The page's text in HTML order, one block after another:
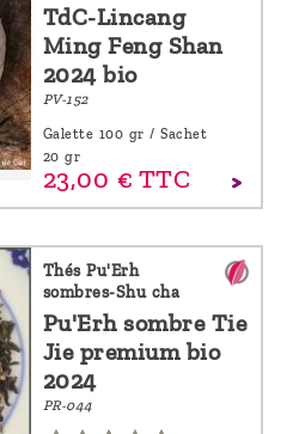
TdC-Lincang
Ming Feng Shan
2024 bio
PV-152
Galette 100 gr / Sachet
20 gr
23,00 € TTC
Thés Pu'Erh
sombres-Shu cha
Pu'Erh sombre Tie
Jie premium bio
2024
PR-044